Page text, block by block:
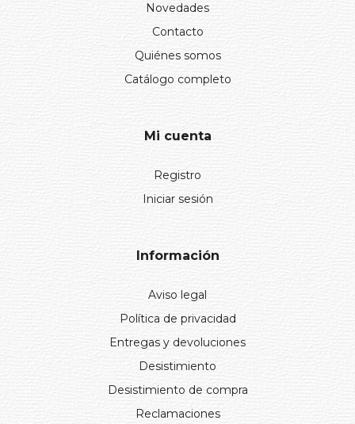
Novedades
Contacto
Quiénes somos
Catálogo completo
Mi cuenta
Registro
Iniciar sesión
Información
Aviso legal
Política de privacidad
Entregas y devoluciones
Desistimiento
Desistimiento de compra
Reclamaciones